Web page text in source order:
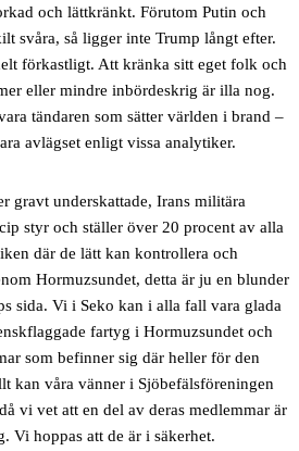
och lättkränkt. Förutom Putin och
svåra, så ligger inte Trump långt efter.
förkastligt. Att kränka sitt eget folk och
eller mindre inbördeskrig är illa nog.
tändaren som sätter världen i brand –
avlägset enligt vissa analytiker.
gravt underskattade, Irans militära
styr och ställer över 20 procent av alla
där de lätt kan kontrollera och
Hormuzsundet, detta är ju en blunder
sida. Vi i Seko kan i alla fall vara glada
fartyg i Hormuzsundet och
som befinner sig där heller för den
kan våra vänner i Sjöbefälsföreningen
vi vet att en del av deras medlemmar är
Vi hoppas att de är i säkerhet.